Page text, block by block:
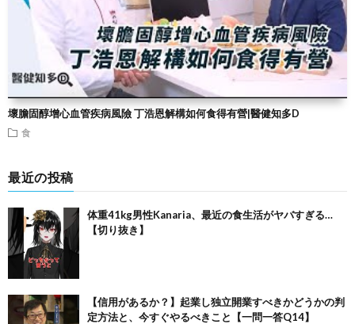
壞膽固醇增心血管疾病風險 丁浩恩解構如何食得有營|醫健知多D
食
最近の投稿
体重41kg男性Kanaria、最近の食生活がヤバすぎる…
【切り抜き】
【信用があるか？】起業し独立開業すべきかどうかの判
定方法と、今すぐやるべきこと【一問一答Q14】